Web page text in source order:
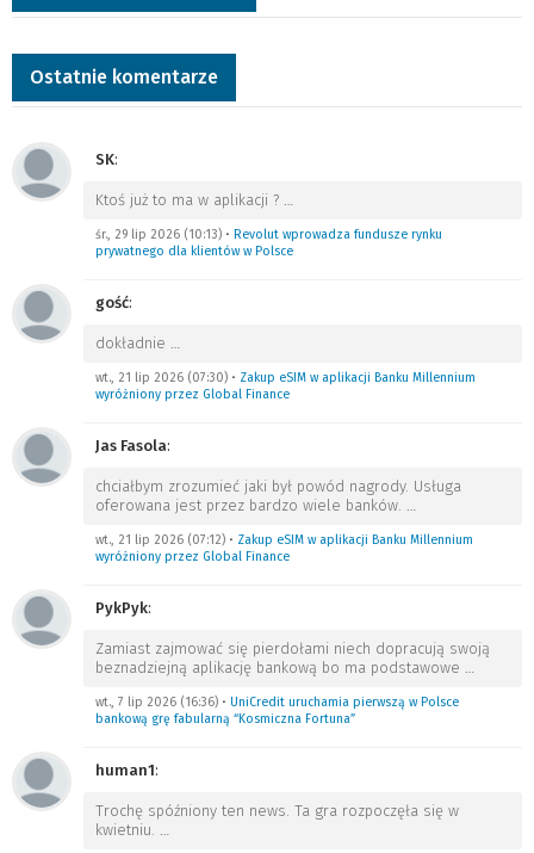
Ostatnie komentarze
SK:
Ktoś już to ma w aplikacji ? …
śr., 29 lip 2026 (10:13) • Revolut wprowadza fundusze rynku
prywatnego dla klientów w Polsce
gość:
dokładnie …
wt., 21 lip 2026 (07:30) • Zakup eSIM w aplikacji Banku Millennium
wyróżniony przez Global Finance
Jas Fasola:
chciałbym zrozumieć jaki był powód nagrody. Usługa
oferowana jest przez bardzo wiele banków. …
wt., 21 lip 2026 (07:12) • Zakup eSIM w aplikacji Banku Millennium
wyróżniony przez Global Finance
PykPyk:
Zamiast zajmować się pierdołami niech dopracują swoją
beznadziejną aplikację bankową bo ma podstawowe …
wt., 7 lip 2026 (16:36) • UniCredit uruchamia pierwszą w Polsce
bankową grę fabularną “Kosmiczna Fortuna”
human1:
Trochę spóźniony ten news. Ta gra rozpoczęła się w
kwietniu. …